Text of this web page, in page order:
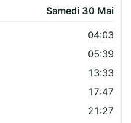
Samedi 30 Mai
04:03
05:39
13:33
17:47
21:27